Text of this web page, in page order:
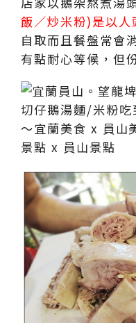
飯／炒米粉)是以
自取而且餐盤常會
有點耐心等候，但